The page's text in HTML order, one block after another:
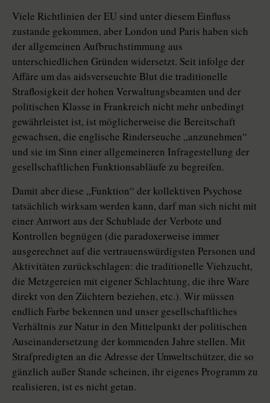
Viele Richtlinien der EU sind unter diesem Einfluss
zustande gekommen, aber London und Paris haben sich
der allgemeinen Aufbruchstimmung aus
unterschiedlichen Gründen widersetzt. Seit infolge der
Affäre um das aidsverseuchte Blut die traditionelle
Straflosigkeit der hohen Verwaltungsbeamten und der
politischen Klasse in Frankreich nicht mehr unbedingt
gewährleistet ist, ist möglicherweise die Bereitschaft
gewachsen, die englische Rinderseuche „anzunehmen“
und sie im Sinn einer allgemeineren Infragestellung der
gesellschaftlichen Funktionsabläufe zu begreifen.
Damit aber diese „Funktion“ der kollektiven Psychose
tatsächlich wirksam werden kann, darf man sich nicht mit
einer Antwort aus der Schublade der Verbote und
Kontrollen begnügen (die paradoxerweise immer
ausgerechnet auf die vertrauenswürdigsten Personen und
Aktivitäten zurückschlagen: die traditionelle Viehzucht,
die Metzgereien mit eigener Schlachtung, die ihre Ware
direkt von den Züchtern beziehen, etc.). Wir müssen
endlich Farbe bekennen und unser gesellschaftliches
Verhältnis zur Natur in den Mittelpunkt der politischen
Auseinandersetzung der kommenden Jahre stellen. Mit
Strafpredigten an die Adresse der Umweltschützer, die so
gänzlich außer Stande scheinen, ihr eigenes Programm zu
realisieren, ist es nicht getan.